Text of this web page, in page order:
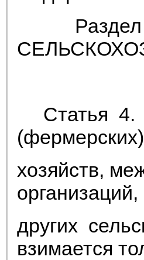
Раздел
Статья 4.
(фермерских)
хозяйств,
других
взимается